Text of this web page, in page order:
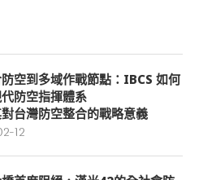
空到多域作戰節點：IBCS 如何
防空指揮體系
台灣防空整合的戰略意義
12